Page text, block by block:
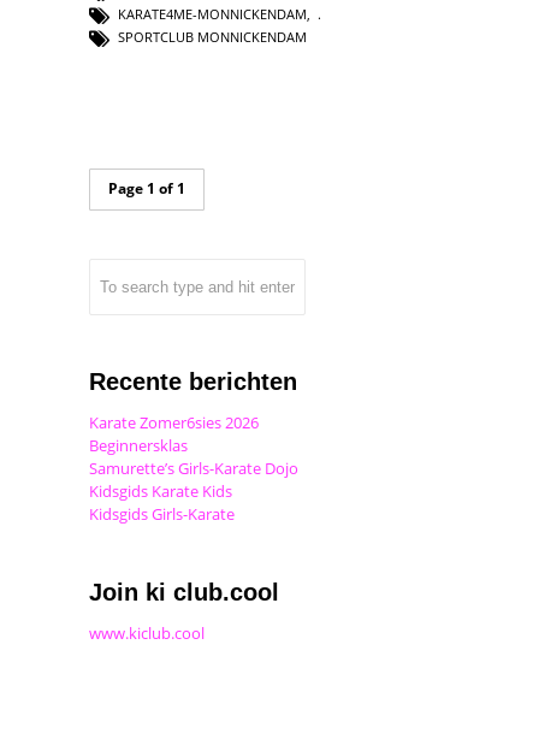
KARATE4ME-MONNICKENDAM
SPORTCLUB MONNICKENDAM
Page 1 of 1
Recente berichten
Karate Zomer6sies 2026
Beginnersklas
Samurette’s Girls-Karate Dojo
Kidsgids Karate Kids
Kidsgids Girls-Karate
Join ki club.cool
www.kiclub.cool